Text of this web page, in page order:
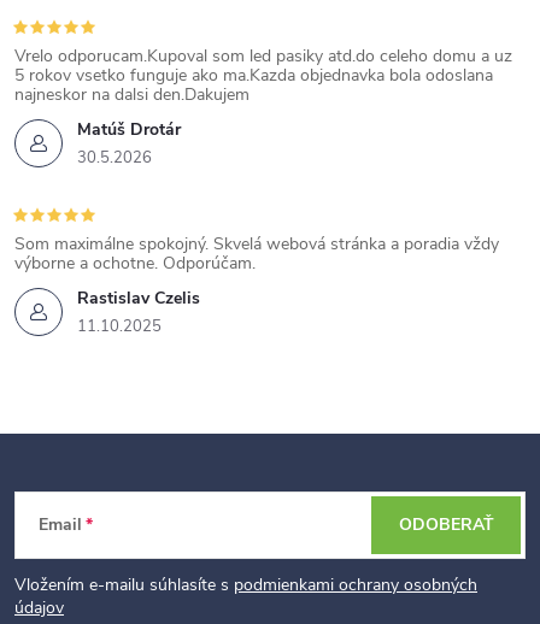
Matúš Drotár
30.5.2026
Vrelo odporucam.Kupoval som led pasiky atd.do celeho domu a uz
5 rokov vsetko funguje ako ma.Kazda objednavka bola odoslana
najneskor na dalsi den.Dakujem
Rastislav Czelis
11.10.2025
Som maximálne spokojný. Skvelá webová stránka a poradia vždy
výborne a ochotne. Odporúčam.
Email
Vložením e-mailu súhlasíte s podmienkami ochrany osobných
údajov
ODOBERAŤ